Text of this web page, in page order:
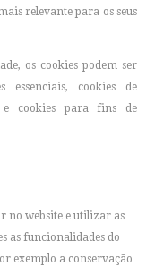
relevante para os seus
os cookies podem ser
essenciais, cookies de
e cookies para fins de
no website e utilizar as
as funcionalidades do
exemplo a conservação